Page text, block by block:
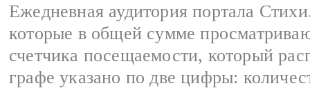
Ежедневная аудитория портала
которые в общей сумме
счетчика посещаемости, который
графе указано по две цифры: